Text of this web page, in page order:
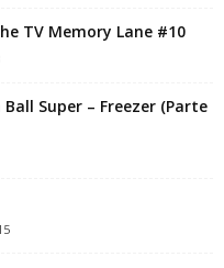
TV Memory Lane #10
Super – Freezer (Parte